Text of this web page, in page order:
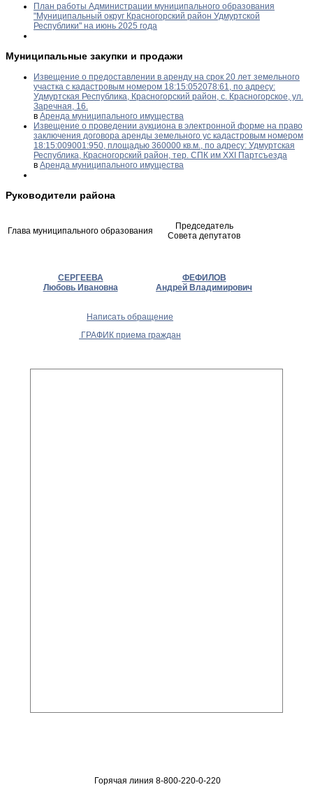
План работы Администрации муниципального образования
"Муниципальный округ Красногорский район Удмуртской
Республики" на июнь 2025 года
Муниципальные закупки и продажи
Извещение о предоставлении в аренду на срок 20 лет земельного
участка с кадастровым номером 18:15:052078:61, по адресу:
Удмуртская Республика, Красногорский район, с. Красногорское, ул.
Заречная, 16.
в Аренда муниципального имущества
Извещение о проведении аукциона в электронной форме на право
заключения договора аренды земельного ус кадастровым номером
18:15:009001:950, площадью 360000 кв.м., по адресу: Удмуртская
Республика, Красногорский район, тер. СПК им XXI Партсъезда
в Аренда муниципального имущества
Руководители района
Глава муниципального образования
Председатель
Совета депутатов
СЕРГЕЕВА
Любовь Ивановна
ФЕФИЛОВ
Андрей Владимирович
Написать обращение
ГРАФИК приема граждан
Горячая линия 8-800-220-0-220